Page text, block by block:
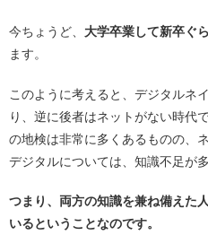
今ちょうど、 大学卒業して新卒ぐ
ます。
このように考えると、デジタルネ
り、逆に後者はネットがない時代
の地検は非常に多くあるものの、
デジタルについては、知識不足が多
つまり、両方の知識を兼ね備えた
いるということなのです。